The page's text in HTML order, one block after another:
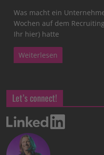
Was macht ein
Wochen auf dem
Ihr hier) hatte
Weiterlesen
Let’s connect!